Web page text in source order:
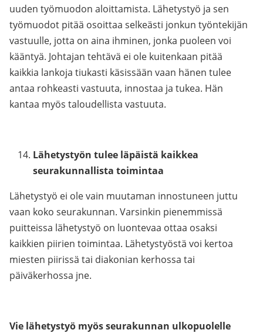
uuden työmuodon aloittamista. Lähetystyö ja sen
työmuodot pitää osoittaa selkeästi jonkun työntekijän
vastuulle, jotta on aina ihminen, jonka puoleen voi
kääntyä. Johtajan tehtävä ei ole kuitenkaan pitää
kaikkia lankoja tiukasti käsissään vaan hänen tulee
antaa rohkeasti vastuuta, innostaa ja tukea. Hän
kantaa myös taloudellista vastuuta.
Lähetystyön tulee läpäistä kaikkea
seurakunnallista toimintaa
Lähetystyö ei ole vain muutaman innostuneen juttu
vaan koko seurakunnan. Varsinkin pienemmissä
puitteissa lähetystyö on luontevaa ottaa osaksi
kaikkien piirien toimintaa. Lähetystyöstä voi kertoa
miesten piirissä tai diakonian kerhossa tai
päiväkerhossa jne.
Vie lähetystyö myös seurakunnan ulkopuolelle